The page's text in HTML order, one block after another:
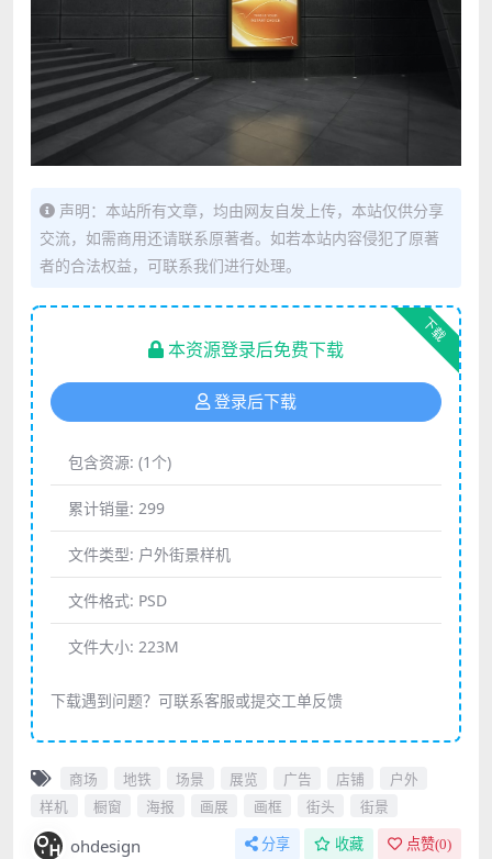
声明：本站所有文章，均由网友自发上传，本站仅供分享
交流，如需商用还请联系原著者。如若本站内容侵犯了原著
者的合法权益，可联系我们进行处理。
下载
本资源登录后免费下载
登录后下载
包含资源: (1个)
累计销量: 299
文件类型: 户外街景样机
文件格式: PSD
文件大小: 223M
下载遇到问题？可联系客服或提交工单反馈
商场 地铁 场景 展览 广告 店铺
户外
样机
橱窗 海报 画展 画框 街头 街景
ohdesign 分享 收藏 点赞(0)